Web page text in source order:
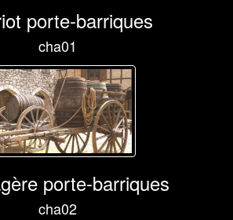
porte-barriques
cha01
porte-barriques
cha02